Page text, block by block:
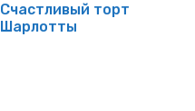
Счастливый торт
Шарлотты